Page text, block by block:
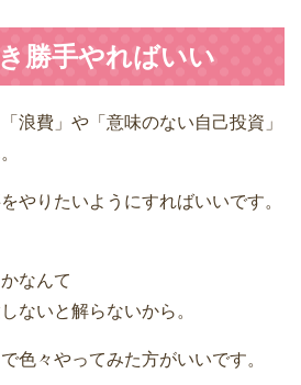
勝手やればいい
浪費」や「意味のない自己投資」
やりたいようにすればいいです。
なんて
ないと解らないから。
色々やってみた方がいいです。